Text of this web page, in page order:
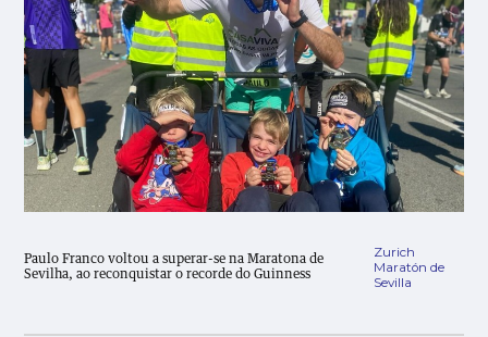
Paulo Franco voltou a superar-se na Maratona de
Sevilha, ao reconquistar o recorde do Guinness
Zurich
Maratón de
Sevilla